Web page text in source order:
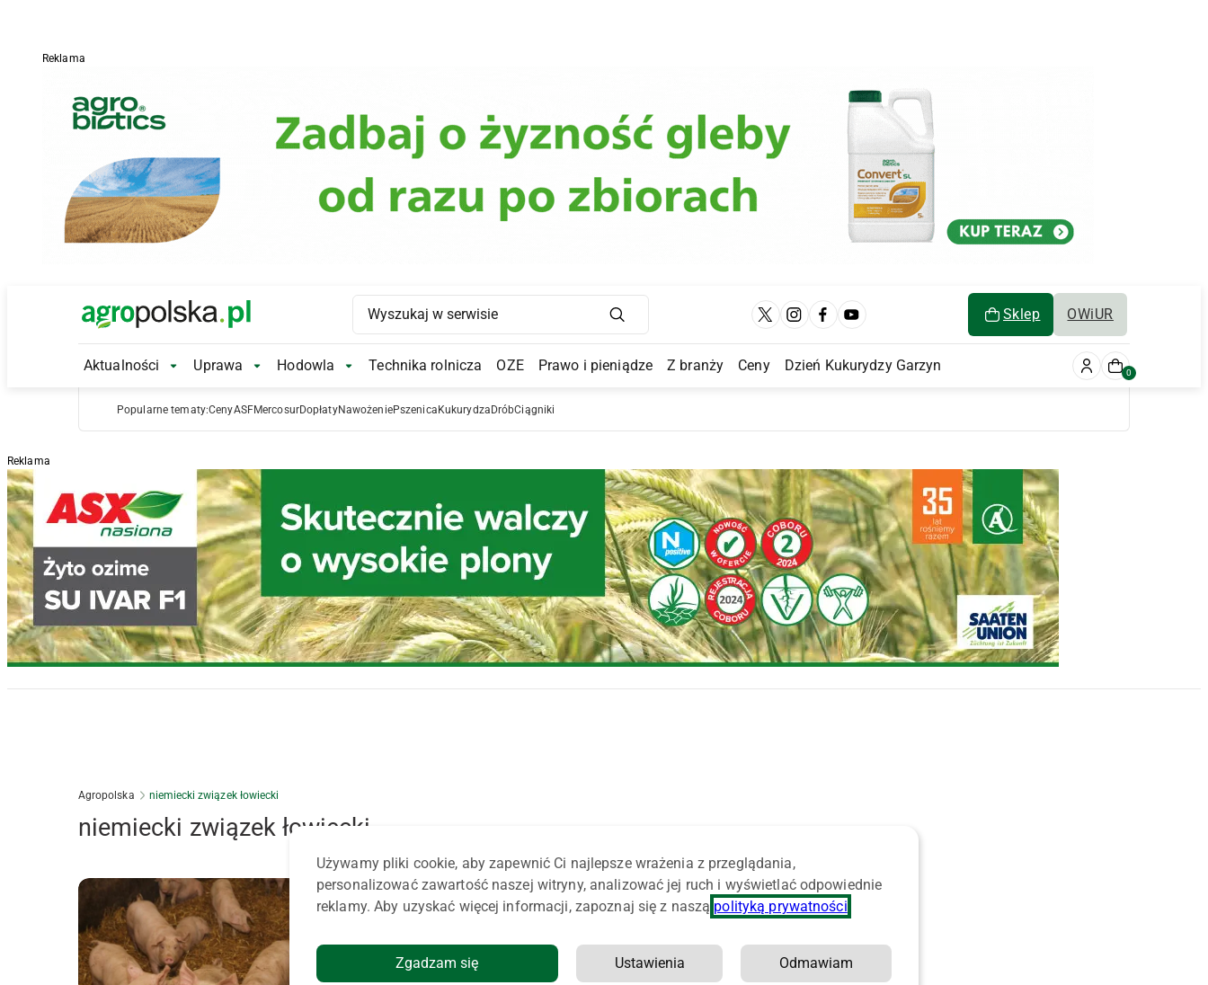
Reklama
Main Logo Sklep OWiUR
Main Navigation
Aktualności Aktualności Submenu
Uprawa Uprawa Submenu
Hodowla Hodowla Submenu
Technika rolnicza OZE Prawo i pieniądze Z branży Ceny Dzień Kukurydzy Garzyn 0
Popularne tematy:CenyASFMercosurDopłatyNawożeniePszenica Kukurydza DróbCiągniki
Reklama
Agropolska niemiecki związek łowiecki
niemiecki związek łowiecki
Używamy pliki cookie, aby zapewnić Ci najlepsze wrażenia z przeglądania,
personalizować zawartość naszej witryny, analizować jej ruch i wyświetlać odpowiednie
reklamy. Aby uzyskać więcej informacji, zapoznaj się z naszą polityką prywatności
Zgadzam się Ustawienia Odmawiam